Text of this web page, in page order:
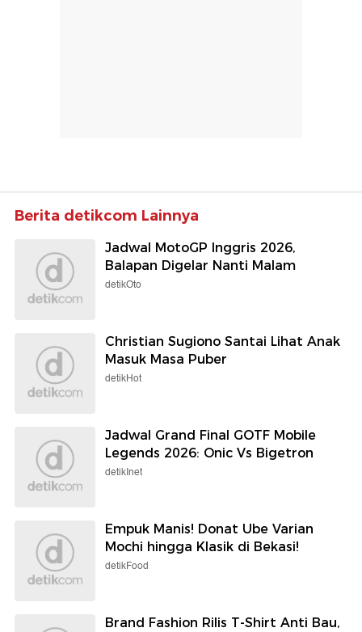
Berita detikcom Lainnya
Jadwal MotoGP Inggris 2026,
Balapan Digelar Nanti Malam
detikOto
Christian Sugiono Santai Lihat Anak
Masuk Masa Puber
detikHot
Jadwal Grand Final GOTF Mobile
Legends 2026: Onic Vs Bigetron
detikInet
Empuk Manis! Donat Ube Varian
Mochi hingga Klasik di Bekasi!
detikFood
Brand Fashion Rilis T-Shirt Anti Bau,